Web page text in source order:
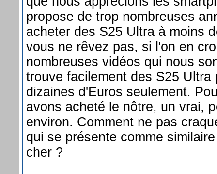
propose de trop nombreuses
acheter des S25 Ultra à moins
vous ne rêvez pas, si l'on en
nombreuses vidéos qui nous
trouve facilement des S25 Ultra
dizaines d'Euros seulement.
avons acheté le nôtre, un vrai,
environ. Comment ne pas
qui se présente comme
cher ?